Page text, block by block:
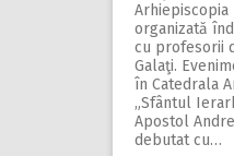
Arhiepis­copia
organizată
cu profesorii
Galaţi.
în Catedrala
„Sfântul
Apostol
debutat cu…